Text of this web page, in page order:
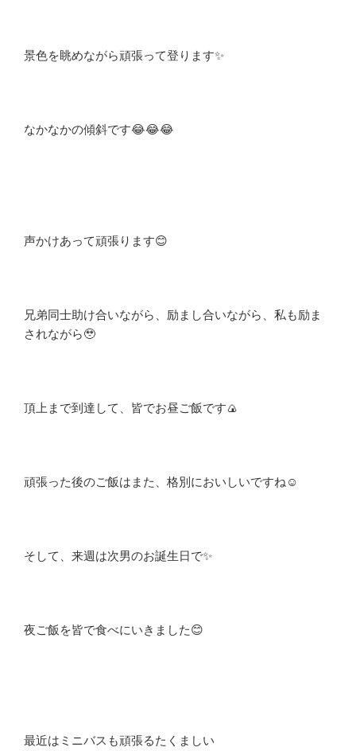
景色を眺めながら頑張って登ります✨
なかなかの傾斜です😂😂😂
声かけあって頑張ります😊
兄弟同士助け合いながら、励まし合いながら、私も励ま
されながら🥹
頂上まで到達して、皆でお昼ご飯です🍙
頑張った後のご飯はまた、格別においしいですね☺️
そして、来週は次男のお誕生日で✨
夜ご飯を皆で食べにいきました😊
最近はミニバスも頑張るたくましい